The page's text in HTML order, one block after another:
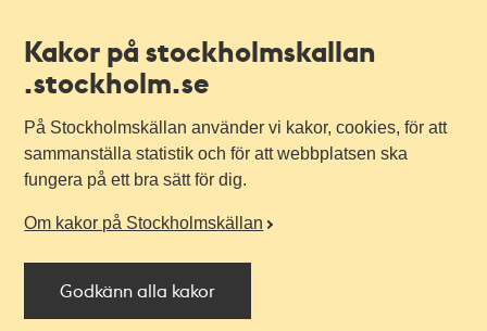
Kakor på stockholmskallan
.stockholm.se
På Stockholmskällan använder vi kakor, cookies, för att
sammanställa statistik och för att webbplatsen ska
fungera på ett bra sätt för dig.
Om kakor på Stockholmskällan
Godkänn alla kakor